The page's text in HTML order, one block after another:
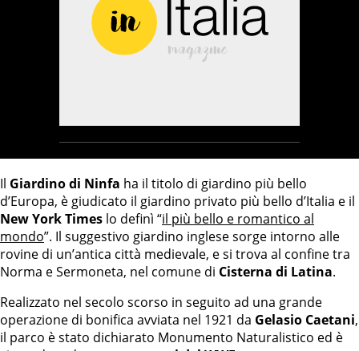
Il Giardino di Ninfa ha il titolo di giardino più bello
d’Europa, è giudicato il giardino privato più bello d’Italia e il
New York Times lo definì “il più bello e romantico al
mondo”. Il suggestivo giardino inglese sorge intorno alle
rovine di un’antica città medievale, e si trova al confine tra
Norma e Sermoneta, nel comune di Cisterna di Latina.
Realizzato nel secolo scorso in seguito ad una grande
operazione di bonifica avviata nel 1921 da Gelasio Caetani,
il parco è stato dichiarato Monumento Naturalistico ed è